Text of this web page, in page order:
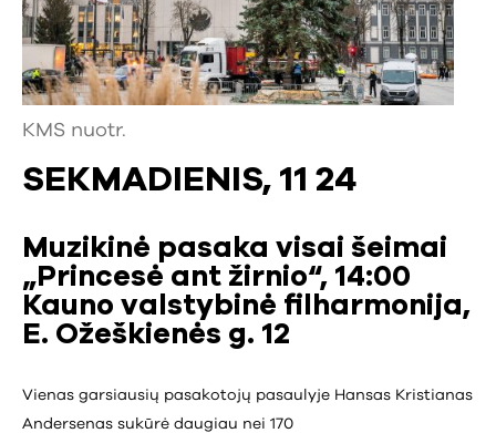
KMS nuotr.
SEKMADIENIS, 11 24
Muzikinė pasaka visai šeimai
„Princesė ant žirnio“, 14:00
Kauno valstybinė filharmonija,
E. Ožeškienės g. 12
Vienas garsiausių pasakotojų pasaulyje Hansas Kristianas
Andersenas sukūrė daugiau nei 170